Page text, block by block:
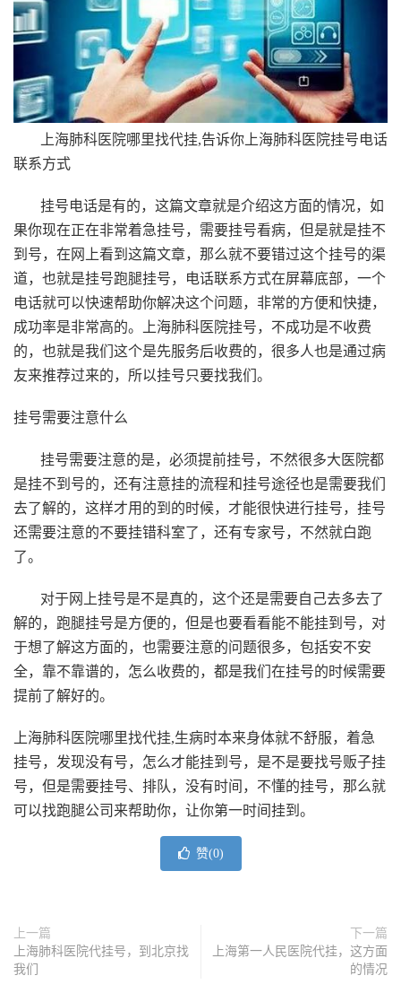
上海肺科医院哪里找代挂,告诉你上海肺科医院挂号电话
联系方式
挂号电话是有的，这篇文章就是介绍这方面的情况，如
果你现在正在非常着急挂号，需要挂号看病，但是就是挂不
到号，在网上看到这篇文章，那么就不要错过这个挂号的渠
道，也就是挂号跑腿挂号，电话联系方式在屏幕底部，一个
电话就可以快速帮助你解决这个问题，非常的方便和快捷，
成功率是非常高的。上海肺科医院挂号，不成功是不收费
的，也就是我们这个是先服务后收费的，很多人也是通过病
友来推荐过来的，所以挂号只要找我们。
挂号需要注意什么
挂号需要注意的是，必须提前挂号，不然很多大医院都
是挂不到号的，还有注意挂的流程和挂号途径也是需要我们
去了解的，这样才用的到的时候，才能很快进行挂号，挂号
还需要注意的不要挂错科室了，还有专家号，不然就白跑
了。
对于网上挂号是不是真的，这个还是需要自己去多去了
解的，跑腿挂号是方便的，但是也要看看能不能挂到号，对
于想了解这方面的，也需要注意的问题很多，包括安不安
全，靠不靠谱的，怎么收费的，都是我们在挂号的时候需要
提前了解好的。
上海肺科医院哪里找代挂,生病时本来身体就不舒服，着急
挂号，发现没有号，怎么才能挂到号，是不是要找号贩子挂
号，但是需要挂号、排队，没有时间，不懂的挂号，那么就
可以找跑腿公司来帮助你，让你第一时间挂到。
赞(0)
上一篇
上海肺科医院代挂号，到北京找
我们
下一篇
上海第一人民医院代挂，这方面
的情况